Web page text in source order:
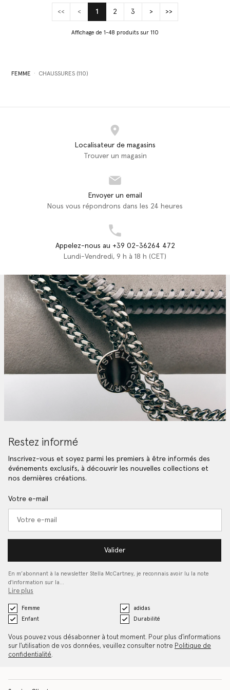
<< < 1(current)
2 3 > >>
Affichage de 1-48 produits sur 110
FEMME CHAUSSURES (110)
Localisateur de magasins
Trouver un magasin
Envoyer un email
Nous vous répondrons dans les 24 heures
Appelez-nous au +39 02-36264 472
Lundi-Vendredi, 9 h à 18 h (CET)
Restez informé
Inscrivez-vous et soyez parmi les premiers à être informés des
événements exclusifs, à découvrir les nouvelles collections et
nos dernières créations.
Votre e-mail
Valider
En m’abonnant à la newsletter Stella McCartney, je reconnais avoir lu la note
d'information sur la…
Lire plus
Femme
adidas
Enfant
Durabilité
Vous pouvez vous désabonner à tout moment. Pour plus d'informations
sur l'utilisation de vos données, veuillez consulter notre Politique de
confidentialité.